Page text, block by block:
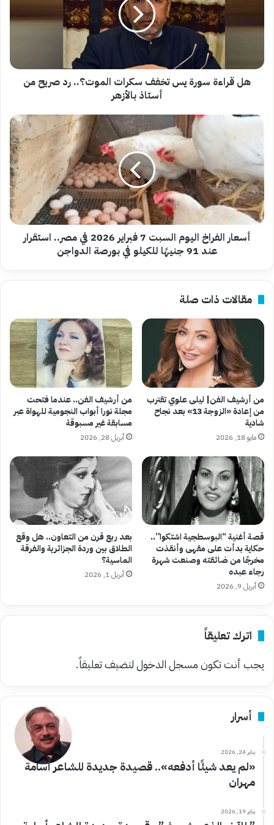
سكرات
صريح
أستاذ
هل قراءة سورة يس تخفف سكرات الموت؟.. رد صريح من
أستاذ بالأزهر
أسعار
اليوم
السبت
7
فبراير
2026
في
مصر..
استقرار
جنيهًا
في
الدواجن
أسعار الفراخ اليوم السبت 7 فبراير 2026 في مصر.. استقرار
عند 91 جنيهًا للكيلو في بورصة الدواجن
مقالات ذات صلة
من أرشيف الفن| ليلى علوي تقترب
من إعادة «الزوجة 13» بعد نجاح
شادية
مايو 18, 2026
من أرشيف الفن.. عندما فتحت
مجلة نورا أبواب النجومية للهواة عبر
مسابقة غير مسبوقة
أبريل 28, 2026
قصة أغنية “البوسطجية اشتكوا”..
حكاية بدأت على مقهى وأنقذت
مخرجًا من ضائقته وصنعت شهرة
رجاء عبده
أبريل 9, 2026
بعد ربع قرن من التعاون.. هل وقع
الطلاق بين وردة الجزائرية والفرقة
الماسية؟
أبريل 1, 2026
اترك تعليقاً
يجب أنت تكونمسجل الدخوللتضيف تعليقاً.
أسرار
يناير 24, 2026
«لم يعد شيئًا أدفعه».. قصيدة جديدة للشاعر أسامة
مهران
يناير 19, 2026